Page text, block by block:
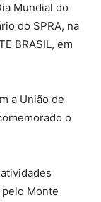
Mundial do
do SPRA, na
BRASIL, em
a União de
o
Monte